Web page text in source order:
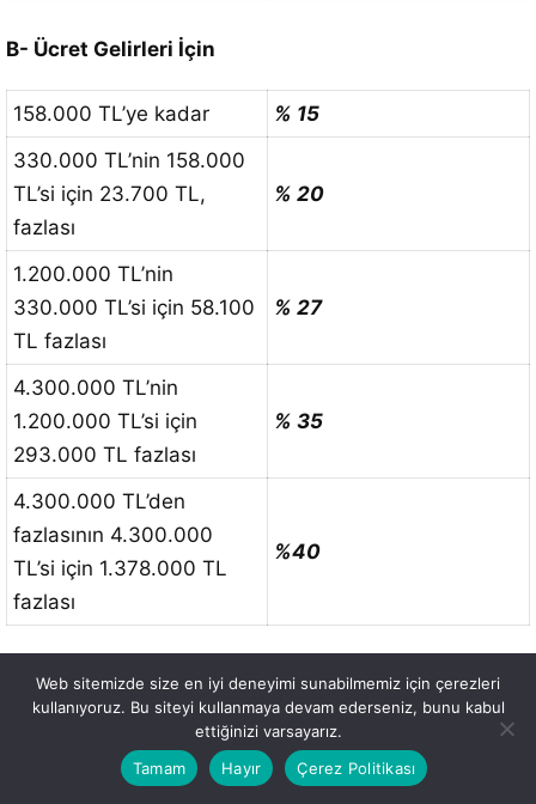
B- Ücret Gelirleri İçin
158.000 TL’ye kadar
% 15
330.000 TL’nin 158.000
TL’si için 23.700 TL,
fazlası
% 20
1.200.000 TL’nin
330.000 TL’si için 58.100
TL fazlası
% 27
4.300.000 TL’nin
1.200.000 TL’si için
293.000 TL fazlası
% 35
4.300.000 TL’den
fazlasının 4.300.000
TL’si için 1.378.000 TL
fazlası
%40
Kar Hadleri Emsallerine Göre
Düşük Olarak Belirlenen Bazı
Mallara İlişkin Belirlenen
Web sitemizde size en iyi deneyimi sunabilmemiz için çerezleri
kullanıyoruz. Bu siteyi kullanmaya devam ederseniz, bunu kabul
ettiğinizi varsayarız.
Tamam
Hayır Çerez Politikası